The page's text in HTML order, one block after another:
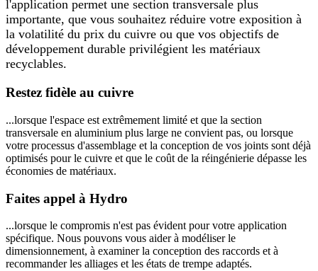
l'application permet une section transversale plus
importante, que vous souhaitez réduire votre exposition à
la volatilité du prix du cuivre ou que vos objectifs de
développement durable privilégient les matériaux
recyclables.
Restez fidèle au cuivre
...lorsque l'espace est extrêmement limité et que la section
transversale en aluminium plus large ne convient pas, ou lorsque
votre processus d'assemblage et la conception de vos joints sont déjà
optimisés pour le cuivre et que le coût de la réingénierie dépasse les
économies de matériaux.
Faites appel à Hydro
...lorsque le compromis n'est pas évident pour votre application
spécifique. Nous pouvons vous aider à modéliser le
dimensionnement, à examiner la conception des raccords et à
recommander les alliages et les états de trempe adaptés.